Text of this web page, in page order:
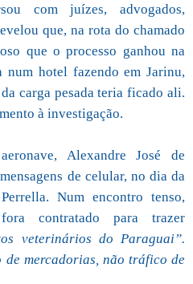
com juízes, advogados,
que, na rota do chamado
que o processo ganhou na
num hotel fazendo em Jarinu,
carga pesada teria ficado ali.
à investigação.
Alexandre José de
de celular, no dia da
Num encontro tenso,
contratado para trazer
veterinários do Paraguai”.
mercadorias, não tráfico de